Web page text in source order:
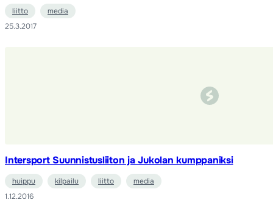
liitto
media
25.3.2017
Intersport Suunnistusliiton ja Jukolan kumppaniksi
huippu kilpailu liitto
media
1.12.2016